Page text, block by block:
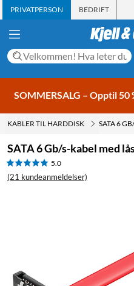
PRIVATPERSON BEDRIFT
SOMMERSALG – Opptil 50
KABLER TIL HARDDISK
SATA 6 Gb/s-kabel med
5.0
(21 kundeanmeldelser)